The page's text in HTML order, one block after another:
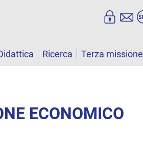
Ricerca Terza missione
ECONOMICO